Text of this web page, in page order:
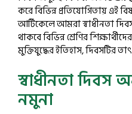
করে বিভিন্ন প্রতিযোগিতায় এই
আর্টিকেলে আমরা স্বাধীনতা
থাকবে বিভিন্ন শ্রেণির
মুক্তিযুদ্ধের ইতিহাস, দিবসটির
স্বাধীনতা দিবস
নমুনা